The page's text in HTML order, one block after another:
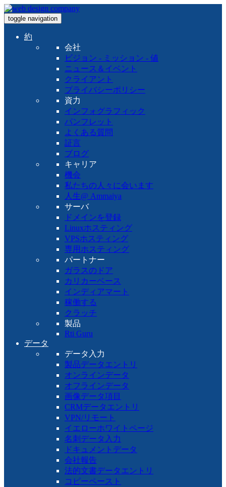
toggle navigation
約
会社
ビジョン - ミッション - 値
ニュース＆イベント
クライアント
プライバシーポリシー
資力
インフォグラフィック
パンフレット
よくある質問
証言
ブログ
キャリア
機会
私たちの人々に会います
人生@ Ammaiya
サーバ
ドメインを登録
Linuxホスティング
VPSホスティング
専用ホスティング
パートナー
ガラスのドア
カリカーベース
インディアマート
稼働する
クラッチ
製品
Rti Guru
データ
データ入力
製品データエントリ
オンラインデータ
オフラインデータ
画像データ項目
CRMデータエントリ
VPN/リモート
イエローホワイトページ
名刺データ入力
ドキュメントデータ
会社報告
法的文書データエントリ
コピーペースト